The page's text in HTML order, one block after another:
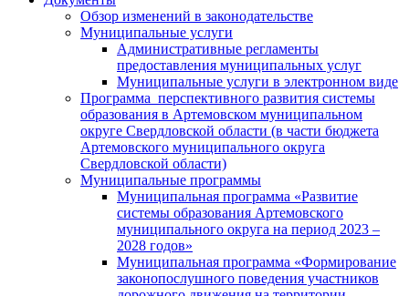
Обзор изменений в законодательстве
Муниципальные услуги
Административные регламенты
предоставления муниципальных услуг
Муниципальные услуги в электронном виде
Программа перспективного развития системы
образования в Артемовском муниципальном
округе Свердловской области (в части бюджета
Артемовского муниципального округа
Свердловской области)
Муниципальные программы
Муниципальная программа «Развитие
системы образования Артемовского
муниципального округа на период 2023 –
2028 годов»
Муниципальная программа «Формирование
законопослушного поведения участников